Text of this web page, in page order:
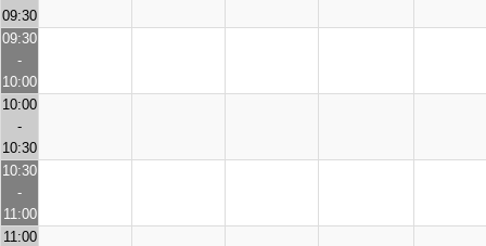
09:30
09:30
-
10:00
10:00
-
10:30
10:30
-
11:00
11:00